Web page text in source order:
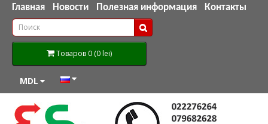
Главная Новости Полезная информация Контакты
Товаров 0 (0 lei)
MDL